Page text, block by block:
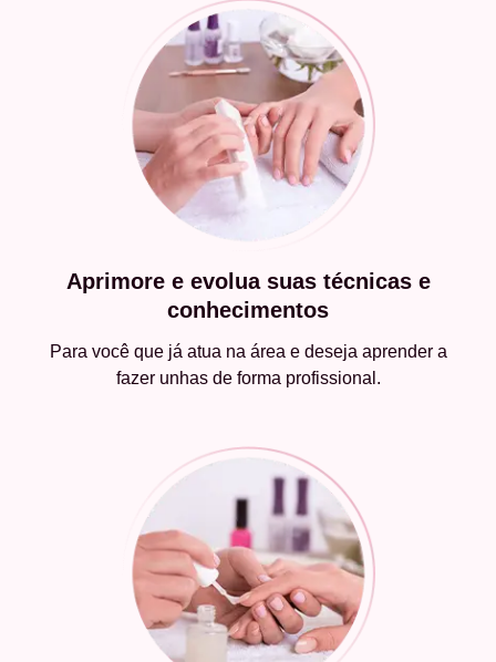
Aprimore e evolua suas técnicas e
conhecimentos
Para você que já atua na área e deseja aprender a
fazer unhas de forma profissional.